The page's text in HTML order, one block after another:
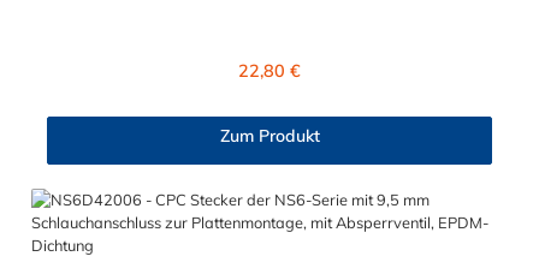
Das Verbindungsstück zur Kupplung, hat ein Außenmaß von ≈
Betriebstemperatur: 0 °C bis 71 °C Sie können diesen Colder
Stecker mit allen Kupplungen der CPC NS6-Serie kombinieren.
Regulärer Preis:
22,80 €
Zum Produkt